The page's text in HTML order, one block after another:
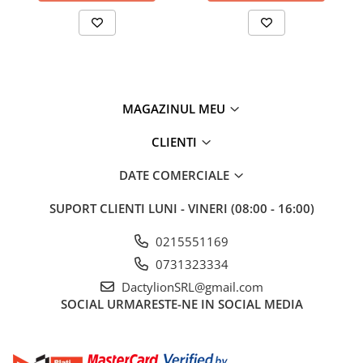
MAGAZINUL MEU
CLIENTI
DATE COMERCIALE
SUPORT CLIENTI LUNI - VINERI (08:00 - 16:00)
0215551169
0731323334
DactylionSRL@gmail.com
SOCIAL URMARESTE-NE IN SOCIAL MEDIA